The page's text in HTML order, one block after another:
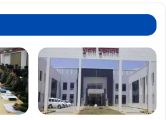
डीएफओ और जिला पंचायत सीईओ मौजूद रहे।
Chhattisgarh Korea
SushasanTihar
VishnuDeoSai